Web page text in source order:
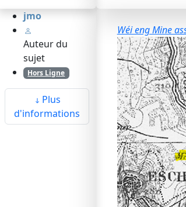
jmo
Auteur du
sujet
Hors Ligne
Plus
d'informations
Wéi eng Mine